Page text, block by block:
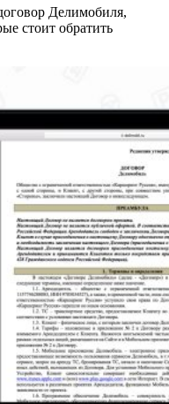
Делимобиля,
стоит обратить